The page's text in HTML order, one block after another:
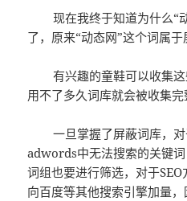
现在我终于知道为什么“
了，原来“动态网”这个词属于
有兴趣的童鞋可以收集这
用不了多久词库就会被收集完
一旦掌握了屏蔽词库，对
adwords中无法搜索的关键
词组也要进行筛选，对于
向百度等其他搜索引擎加量